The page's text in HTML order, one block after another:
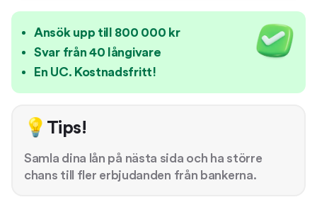
Ansök upp till 800 000 kr
Svar från 40 långivare
En UC. Kostnadsfritt!
💡Tips!
Samla dina lån på nästa sida och ha större
chans till fler erbjudanden från bankerna.